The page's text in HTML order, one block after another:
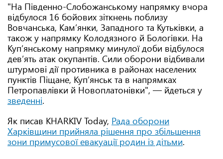
"На Південно-Слобожанському напрямку вчора
відбулося 16 бойових зіткнень поблизу
Вовчанська, Кам’янки, Западного та Кутьківки, а
також у напрямку Колодязного й Бологівки. На
Куп’янському напрямку минулої доби відбулося
дев’ять атак окупантів. Сили оборони відбивали
штурмові дії противника в районах населених
пунктів Піщане, Куп’янськ та в напрямках
Петропавлівки й Новоплатонівки", — йдеться у
зведенні.
Як писав KHARKIV Today, Рада оборони
Харківщини прийняла рішення про збільшення
зони примусової евакуації родин із дітьми.